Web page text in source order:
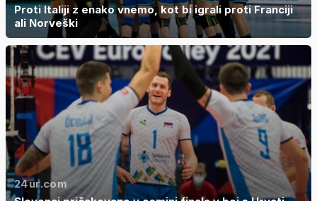
Proti Italiji z enako vnemo, kot bi igrali proti Franciji
ali Norveški
24ur.com